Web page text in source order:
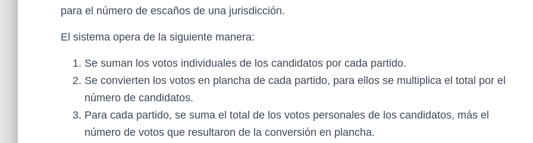
para el número de escaños de una jurisdicción.
El sistema opera de la siguiente manera:
Se suman los votos individuales de los candidatos por cada partido.
Se convierten los votos en plancha de cada partido, para ellos se multiplica el total por el
número de candidatos.
Para cada partido, se suma el total de los votos personales de los candidatos, más el
número de votos que resultaron de la conversión en plancha.